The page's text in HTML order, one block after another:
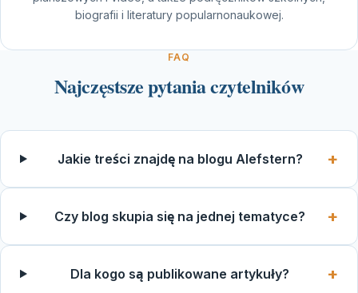
biografii i literatury popularnonaukowej.
FAQ
Najczęstsze pytania czytelników
Jakie treści znajdę na blogu Alefstern?
Czy blog skupia się na jednej tematyce?
Dla kogo są publikowane artykuły?